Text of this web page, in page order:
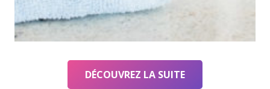
DÉCOUVREZ LA SUITE